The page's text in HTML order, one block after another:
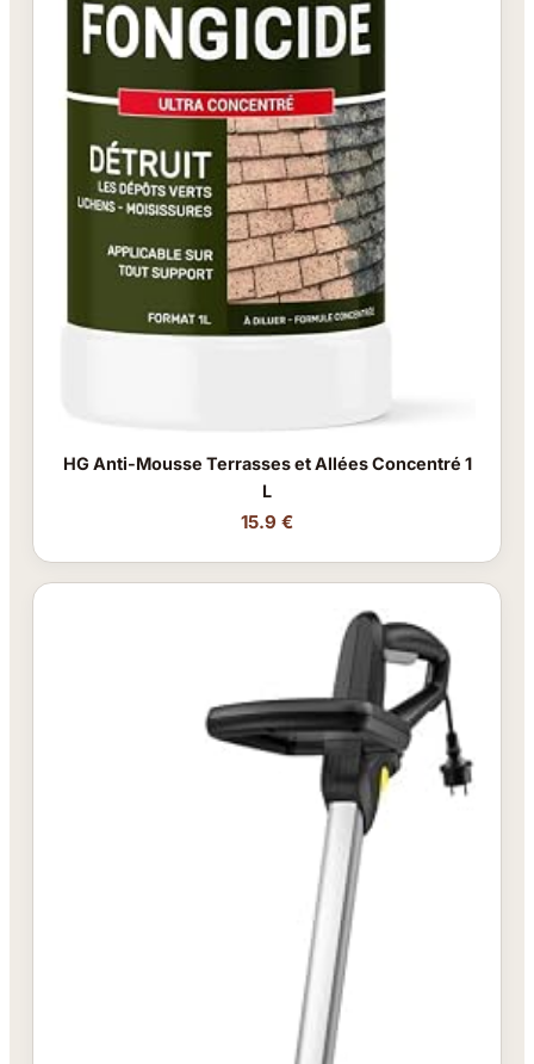
HG Anti-Mousse Terrasses et Allées Concentré 1
L
15.9 €